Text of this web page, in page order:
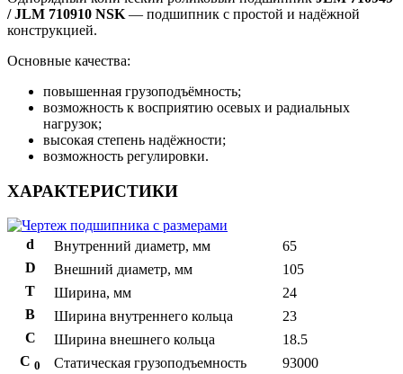
/ JLM 710910 NSK — подшипник с простой и надёжной
конструкцией.
Основные качества:
повышенная грузоподъёмность;
возможность к восприятию осевых и радиальных
нагрузок;
высокая степень надёжности;
возможность регулировки.
ХАРАКТЕРИСТИКИ
d Внутренний диаметр, мм
65
D
Внешний диаметр, мм
105
T
Ширина, мм
24
B
Ширина внутреннего кольца
23
С
Ширина внешнего кольца
18.5
С 0 Статическая грузоподъемность
93000